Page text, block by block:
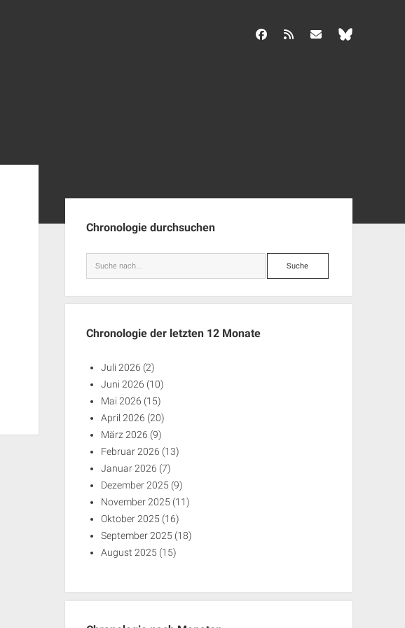
facebook info@aida-archiv.de
Chronologie durchsuchen
Suche
Chronologie der letzten 12 Monate
Juli 2026 (2)
Juni 2026 (10)
Mai 2026 (15)
April 2026 (20)
März 2026 (9)
Februar 2026 (13)
Januar 2026 (7)
Dezember 2025 (9)
November 2025 (11)
Oktober 2025 (16)
September 2025 (18)
August 2025 (15)